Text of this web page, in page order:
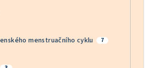
menstruačního cyklu 7